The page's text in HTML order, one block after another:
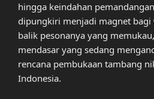
hingga keindahan
dipungkiri menjadi magnet bagi
balik pesonanya yang
mendasar yang sedang
rencana pembukaan tambang
Indonesia.